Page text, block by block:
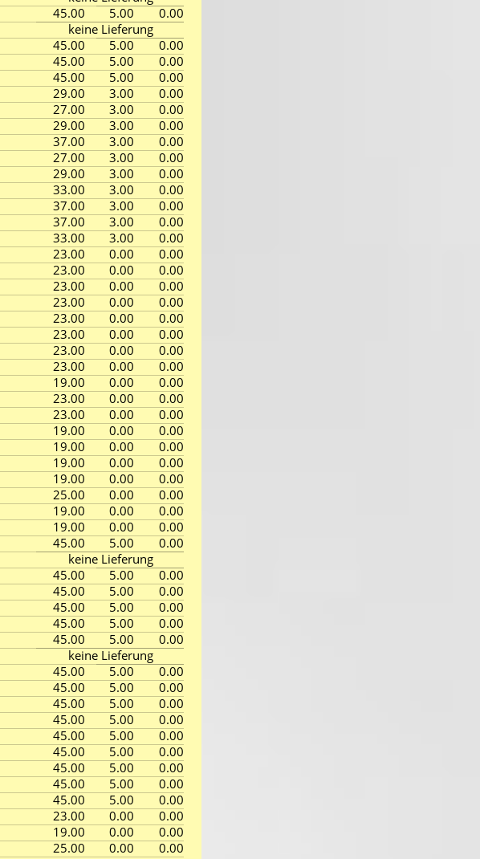
45.00 5.00
0.00
keine Lieferung
45.00 5.00
0.00
45.00 5.00
0.00
45.00 5.00
0.00
29.00 3.00
0.00
27.00 3.00
0.00
29.00 3.00
0.00
37.00 3.00
0.00
27.00 3.00
0.00
29.00 3.00
0.00
33.00 3.00
0.00
37.00 3.00
0.00
37.00 3.00
0.00
33.00 3.00
0.00
23.00 0.00
0.00
23.00 0.00
0.00
23.00 0.00
0.00
23.00 0.00
0.00
23.00 0.00
0.00
23.00 0.00
0.00
23.00 0.00
0.00
23.00 0.00
0.00
19.00 0.00
0.00
23.00 0.00
0.00
23.00 0.00
0.00
19.00 0.00
0.00
19.00 0.00
0.00
19.00 0.00
0.00
19.00 0.00
0.00
25.00 0.00
0.00
19.00 0.00
0.00
19.00 0.00
0.00
45.00 5.00
0.00
keine Lieferung
45.00 5.00
0.00
45.00 5.00
0.00
45.00 5.00
0.00
45.00 5.00
0.00
45.00 5.00
0.00
keine Lieferung
45.00 5.00
0.00
45.00 5.00
0.00
45.00 5.00
0.00
45.00 5.00
0.00
45.00 5.00
0.00
45.00 5.00
0.00
45.00 5.00
0.00
45.00 5.00
0.00
45.00 5.00
0.00
23.00 0.00
0.00
19.00 0.00
0.00
25.00 0.00
0.00